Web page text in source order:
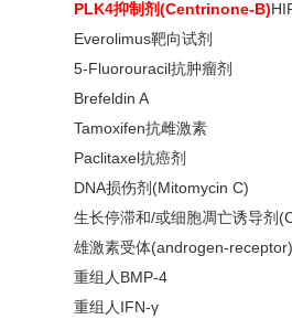
PLK4抑制剂(Centrinone-B)
Everolimus靶向试剂
5-Fluorouracil抗肿瘤剂
Brefeldin A
Tamoxifen抗雌激素
Paclitaxel抗癌剂
DNA损伤剂(Mitomycin C)
生长停滞和/或细胞凋亡诱导剂
雄激素受体(androgen-
重组人 BMP-4
重组人 IFN-γ